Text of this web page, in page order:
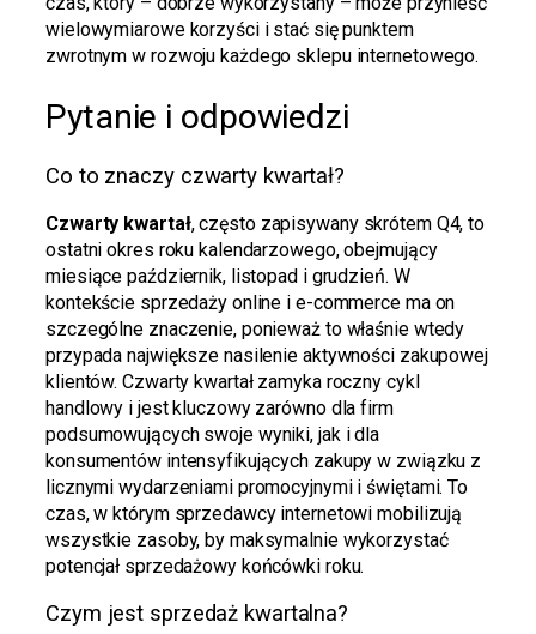
wielowymiarowe korzyści i stać się punktem
zwrotnym w rozwoju każdego sklepu internetowego.
Pytanie i odpowiedzi
Co to znaczy czwarty kwartał?
Czwarty kwartał, często zapisywany skrótem Q4, to
ostatni okres roku kalendarzowego, obejmujący
miesiące październik, listopad i grudzień. W
kontekście sprzedaży online i e-commerce ma on
szczególne znaczenie, ponieważ to właśnie wtedy
przypada największe nasilenie aktywności zakupowej
klientów. Czwarty kwartał zamyka roczny cykl
handlowy i jest kluczowy zarówno dla firm
podsumowujących swoje wyniki, jak i dla
konsumentów intensyfikujących zakupy w związku z
licznymi wydarzeniami promocyjnymi i świętami. To
czas, w którym sprzedawcy internetowi mobilizują
wszystkie zasoby, by maksymalnie wykorzystać
potencjał sprzedażowy końcówki roku.
Czym jest sprzedaż kwartalna?